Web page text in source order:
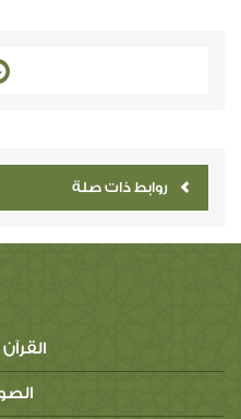
روابط ذات صلة